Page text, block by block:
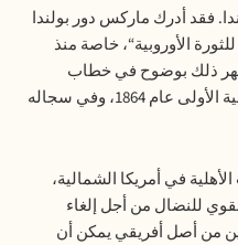
فقد أدرك ماركس دور بولندا
الأوروبية“، خاصة منذ
عام 1863. وقد ظهر ذلك بوضوح في خطاب
ماركس الافتتاحي عند تأسيس الأممية الأولى عام 1864، وفي سجاله
في أمريكا الشمالية،
للنضال من أجل إلغاء
من أصل أفريقي يمكن أن